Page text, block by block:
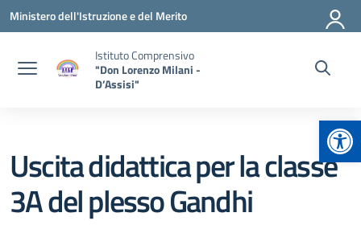
Vai ai contenuti
Vai al menu di navigazione
Vai al footer
Ministero dell'Istruzione e del Merito
Istituto Comprensivo
"Don Lorenzo Milani -
D’Assisi"
Uscita didattica per la classe
3A del plesso Gandhi